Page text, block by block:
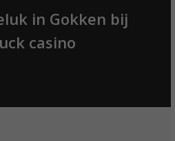
in Gokken bij
casino